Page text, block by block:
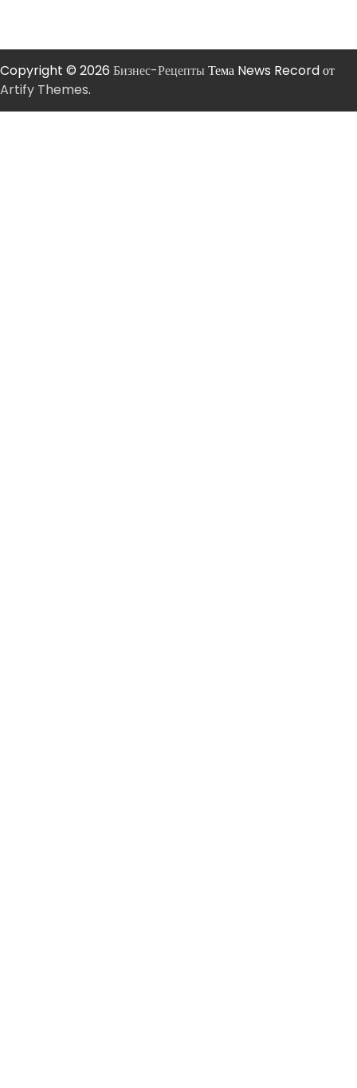
Copyright © 2026 Бизнес-РецептыТема News Record от
Artify Themes.